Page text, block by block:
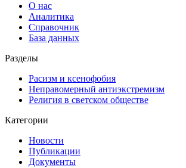
О нас
Аналитика
Справочник
База данных
Разделы
Расизм и ксенофобия
Неправомерный антиэкстремизм
Религия в светском обществе
Категории
Новости
Публикации
Документы